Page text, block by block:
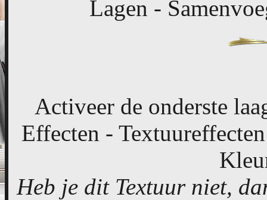
Lagen -
Activeer de onderste
Effecten -
Heb je dit Textuur niet,